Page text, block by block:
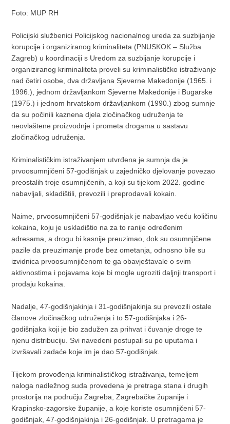
Foto: MUP RH
Policijski službenici Policijskog nacionalnog ureda za suzbijanje
korupcije i organiziranog kriminaliteta (PNUSKOK – Služba
Zagreb) u koordinaciji s Uredom za suzbijanje korupcije i
organiziranog kriminaliteta proveli su kriminalističko istraživanje
nad četiri osobe, dva državljana Sjeverne Makedonije (1965. i
1996.), jednom državljankom Sjeverne Makedonije i Bugarske
(1975.) i jednom hrvatskom državljankom (1990.) zbog sumnje
da su počinili kaznena djela zločinačkog udruženja te
neovlaštene proizvodnje i prometa drogama u sastavu
zločinačkog udruženja.
Kriminalističkim istraživanjem utvrđena je sumnja da je
prvoosumnjičeni 57-godišnjak u zajedničko djelovanje povezao
preostalih troje osumnjičenih, a koji su tijekom 2022. godine
nabavljali, skladištili, prevozili i preprodavali kokain.
Naime, prvoosumnjičeni 57-godišnjak je nabavljao veću količinu
kokaina, koju je uskladištio na za to ranije određenim
adresama, a drogu bi kasnije preuzimao, dok su osumnjičene
pazile da preuzimanje prođe bez ometanja, odnosno bile su
izvidnica prvoosumnjičenom te ga obavještavale o svim
aktivnostima i pojavama koje bi mogle ugroziti daljnji transport i
prodaju kokaina.
Nadalje, 47-godišnjakinja i 31-godišnjakinja su prevozili ostale
članove zločinačkog udruženja i to 57-godišnjaka i 26-
godišnjaka koji je bio zadužen za prihvat i čuvanje droge te
njenu distribuciju. Svi navedeni postupali su po uputama i
izvršavali zadaće koje im je dao 57-godišnjak.
Tijekom provođenja kriminalističkog istraživanja, temeljem
naloga nadležnog suda provedena je pretraga stana i drugih
prostorija na području Zagreba, Zagrebačke županije i
Krapinsko-zagorske županije, a koje koriste osumnjičeni 57-
godišnjak, 47-godišnjakinja i 26-godišnjak. U pretragama je